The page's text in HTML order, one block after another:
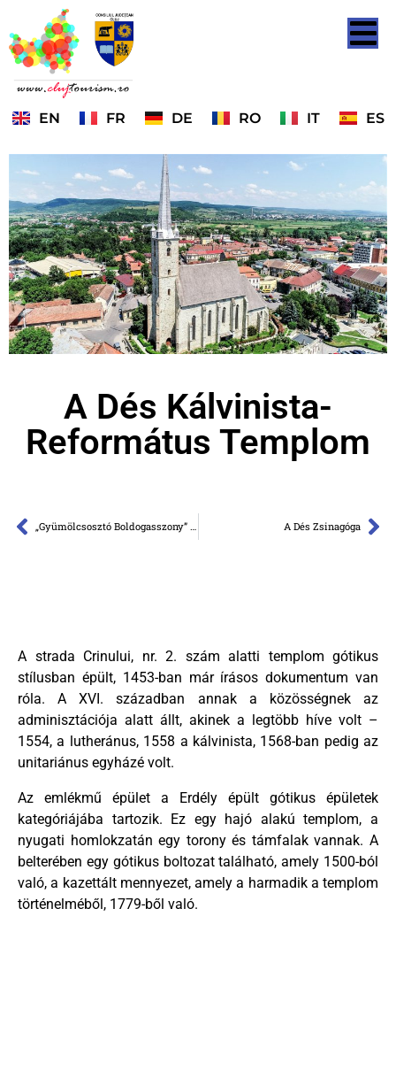
EN FR DE RO IT ES
A Dés Kálvinista-
Református Templom
„Gyümölcsosztó Boldogasszony” Ortodox templom A Dés Zsinagóga
A strada Crinului, nr. 2. szám alatti templom gótikus
stílusban épült, 1453-ban már írásos dokumentum van
róla. A XVI. században annak a közösségnek az
adminisztációja alatt állt, akinek a legtöbb híve volt –
1554, a lutheránus, 1558 a kálvinista, 1568-ban pedig az
unitariánus egyházé volt.
Az emlékmű épület a Erdély épült gótikus épületek
kategóriájába tartozik. Ez egy hajó alakú templom, a
nyugati homlokzatán egy torony és támfalak vannak. A
belterében egy gótikus boltozat található, amely 1500-ból
való, a kazettált mennyezet, amely a harmadik a templom
történelméből, 1779-ből való.